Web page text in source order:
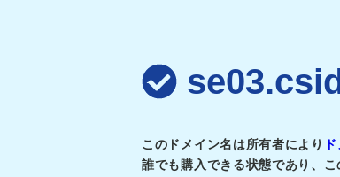
このドメイン名は所有者により
誰でも購入できる状態であり、